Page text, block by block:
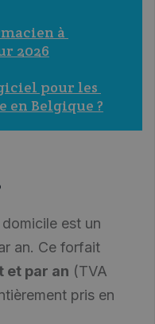
à
2026
pour les
en Belgique ?
est un
an. Ce forfait
et par an (TVA
pris en